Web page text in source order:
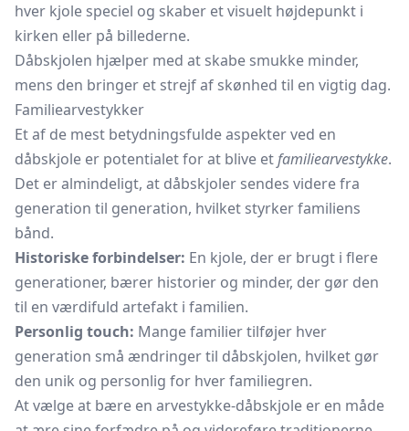
hver kjole speciel og skaber et visuelt højdepunkt i
kirken eller på billederne.
Dåbskjolen hjælper med at skabe smukke minder,
mens den bringer et strejf af skønhed til en vigtig dag.
Familiearvestykker
Et af de mest betydningsfulde aspekter ved en
dåbskjole er potentialet for at blive etfamiliearvestykke.
Det er almindeligt, at dåbskjoler sendes videre fra
generation til generation, hvilket styrker familiens
bånd.
Historiske forbindelser: En kjole, der er brugt i flere
generationer, bærer historier og minder, der gør den
til en værdifuld artefakt i familien.
Personlig touch: Mange familier tilføjer hver
generation små ændringer til dåbskjolen, hvilket gør
den unik og personlig for hver familiegren.
At vælge at bære en arvestykke-dåbskjole er en måde